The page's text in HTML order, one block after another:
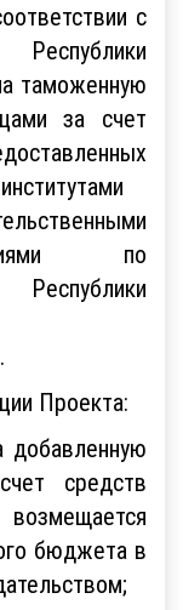
с
таможенную
за счет
по
Проекта:
добавленную
средств
бюджета в